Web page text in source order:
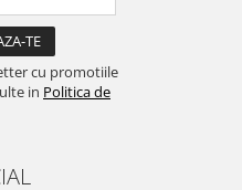
cu promotiile
in Politica de